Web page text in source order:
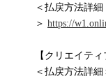
＜払戻方法詳細
＞ https://
【クリエイテ
＜払戻方法詳細